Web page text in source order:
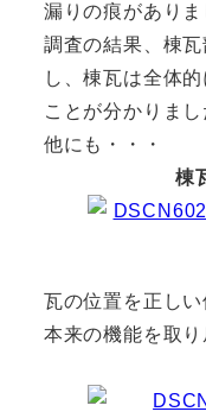
漏りの痕がありま
調査の結果、棟
し、棟瓦は全体
ことが分かりまし
他にも・・・
棟
瓦の位置を正しい
本来の機能を取り